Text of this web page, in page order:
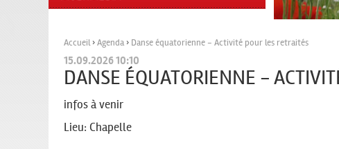
Accueil ›Agenda › Danse équatorienne - Activité pour les retraités
15.09.2026 10:10
DANSE ÉQUATORIENNE -
infos à venir
Lieu: Chapelle